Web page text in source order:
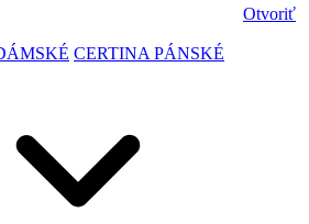
Otvoriť
CERTINA PÁNSKÉ